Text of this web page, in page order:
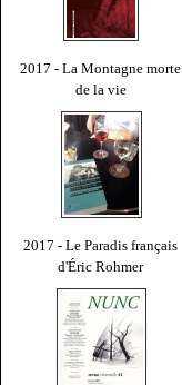
2017 - La Montagne morte
de la vie
2017 - Le Paradis français
d'Éric Rohmer